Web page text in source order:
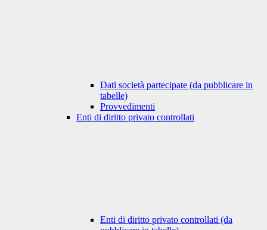
Dati società partecipate (da pubblicare in
tabelle)
Provvedimenti
Enti di diritto privato controllati
Enti di diritto privato controllati (da